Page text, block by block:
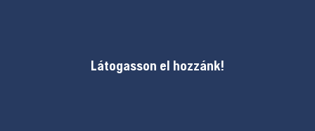
Látogasson el hozzánk!